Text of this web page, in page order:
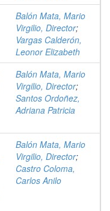
Balón Mata, Mario
Virgilio, Director;
Vargas Calderón,
Leonor Elizabeth
Balón Mata, Mario
Virgilio, Director;
Santos Ordoñez,
Adriana Patricia
Balón Mata, Mario
Virgilio, Director;
Castro Coloma,
Carlos Anilo